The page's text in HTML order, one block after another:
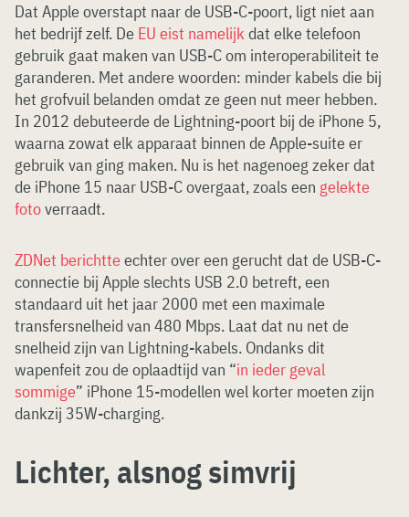
Dat Apple overstapt naar de USB-C-poort, ligt niet aan
het bedrijf zelf. De EU eist namelijk dat elke telefoon
gebruik gaat maken van USB-C om interoperabiliteit te
garanderen. Met andere woorden: minder kabels die bij
het grofvuil belanden omdat ze geen nut meer hebben.
In 2012 debuteerde de Lightning-poort bij de iPhone 5,
waarna zowat elk apparaat binnen de Apple-suite er
gebruik van ging maken. Nu is het nagenoeg zeker dat
de iPhone 15 naar USB-C overgaat, zoals een gelekte
fotoverraadt.
ZDNet berichtteechter over een gerucht dat de USB-C-
connectie bij Apple slechts USB 2.0 betreft, een
standaard uit het jaar 2000 met een maximale
transfersnelheid van 480 Mbps. Laat dat nu net de
snelheid zijn van Lightning-kabels. Ondanks dit
wapenfeit zou de oplaadtijd van “in ieder geval
sommige” iPhone 15-modellen wel korter moeten zijn
dankzij 35W-charging.
Lichter, alsnog simvrij